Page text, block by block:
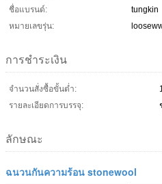
ชื่อแบรนด์:
tungkin
หมายเลขรุ่น:
การชำระเงิน
จำนวนสั่งซื้อขั้นต่ำ:
รายละเอียดการบรรจุ:
ลักษณะ
ฉนวนกันความร้อน stonewool